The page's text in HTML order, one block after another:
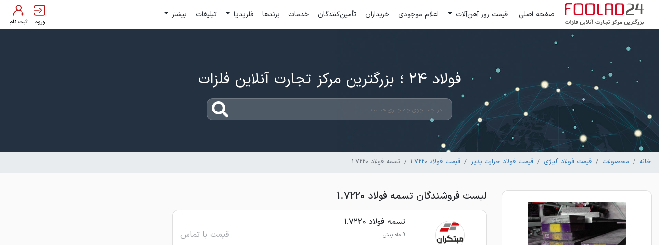
صفحه اصلی قیمت روز آهن‌آلات اعلام موجودی خریداران تأمین‌کنندگان خدمات برندها فلزپدیا تبلیغات بیشتر
ورود ثبت نام
فولاد 24 ؛ بزرگترین مرکز تجارت آنلاین فلزات
خانه محصولات قیمت فولاد آلیاژی قیمت فولاد حرارت پذیر قیمت فولاد 1.7220 تسمه فولاد 1.7220
لیست فروشندگان تسمه فولاد 1.7220
تسمه فولاد 1.7220
9 ماه پیش قیمت با تماس